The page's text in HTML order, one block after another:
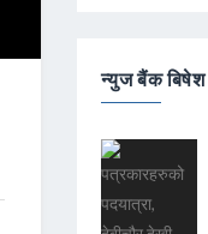
न्युज बैंक बिषेश